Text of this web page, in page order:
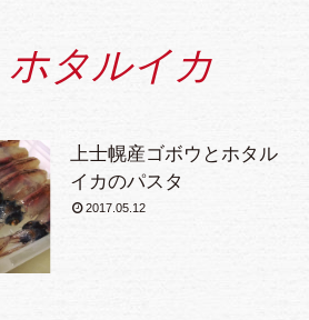
ホタルイカ
上士幌産ゴボウとホタル
イカのパスタ
2017.05.12